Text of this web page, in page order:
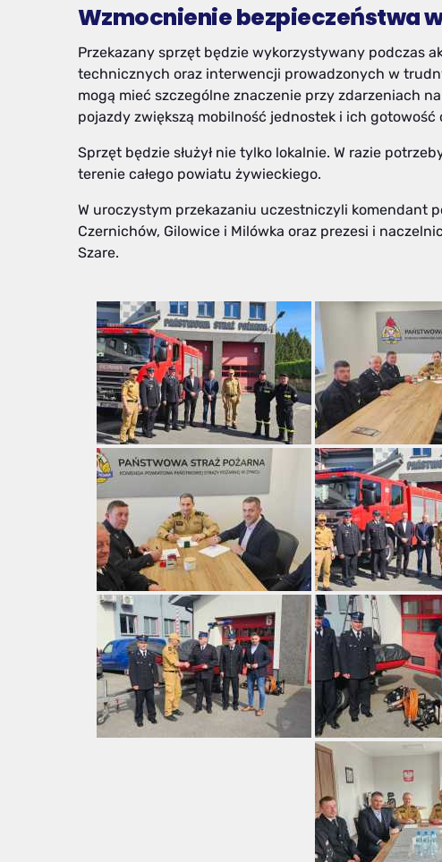
Wzmocnienie bezpieczeństwa
Przekazany sprzęt będzie wykorzystywany podczas
technicznych oraz interwencji prowadzonych w
mogą mieć szczególne znaczenie przy zdarzeniach
pojazdy zwiększą mobilność jednostek i ich gotowość
Sprzęt będzie służył nie tylko lokalnie. W razie
terenie całego powiatu żywieckiego.
W uroczystym przekazaniu uczestniczyli komendant
Czernichów, Gilowice i Milówka oraz prezesi i
Szare.